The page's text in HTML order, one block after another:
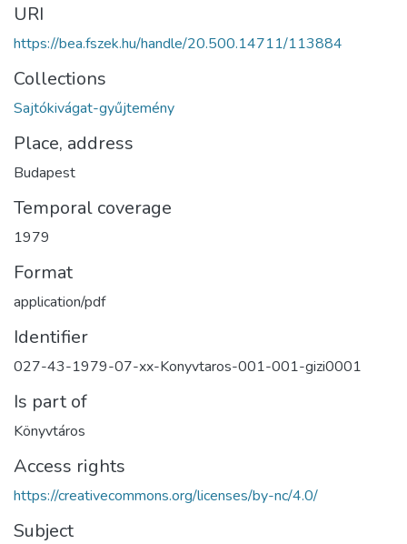
URI
https://bea.fszek.hu/handle/20.500.14711/113884
Collections
Sajtókivágat-gyűjtemény
Place, address
Budapest
Temporal coverage
1979
Format
application/pdf
Identifier
027-43-1979-07-xx-Konyvtaros-001-001-gizi0001
Is part of
Könyvtáros
Access rights
https://creativecommons.org/licenses/by-nc/4.0/
Subject